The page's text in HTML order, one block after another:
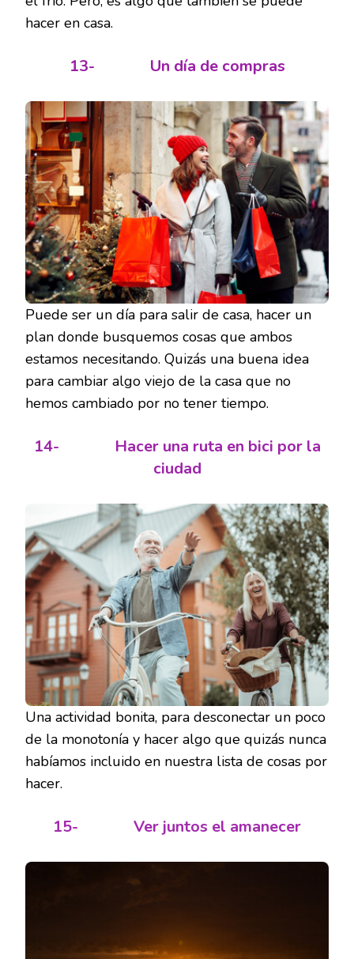
hacer en casa.
13- Un día de compras
Puede ser un día para salir de casa, hacer un
plan donde busquemos cosas que ambos
estamos necesitando. Quizás una buena idea
para cambiar algo viejo de la casa que no
hemos cambiado por no tener tiempo.
14-
Hacer una ruta en bici por la
ciudad
Una actividad bonita, para desconectar un poco
de la monotonía y hacer algo que quizás nunca
habíamos incluido en nuestra lista de cosas por
hacer.
15- Ver juntos el amanecer